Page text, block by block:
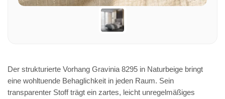
Der strukturierte Vorhang Gravinia 8295 in Naturbeige bringt
eine wohltuende Behaglichkeit in jeden Raum. Sein
transparenter Stoff trägt ein zartes, leicht unregelmäßiges